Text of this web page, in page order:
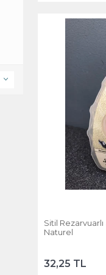
Sitil
Naturel
32,25 TL